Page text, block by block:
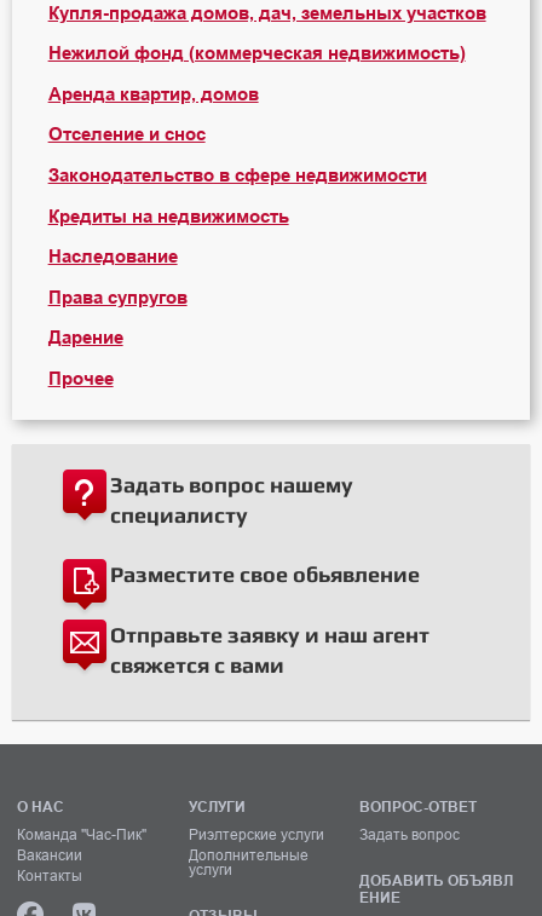
Купля-продажа домов, дач, земельных участков
Нежилой фонд (коммерческая недвижимость)
Аренда квартир, домов
Отселение и снос
Законодательство в сфере недвижимости
Кредиты на недвижимость
Наследование
Права супругов
Дарение
Прочее
Задать вопрос нашему
специалисту
Разместите свое обьявление
Отправьте заявку и наш агент
свяжется с вами
О НАС
Команда "Час-Пик"
Вакансии
Контакты
УСЛУГИ
Риэлтерские услуги
Дополнительные
услуги
ВОПРОС-ОТВЕТ
Задать вопрос
ДОБАВИТЬ ОБЪЯВЛ
ЕНИЕ